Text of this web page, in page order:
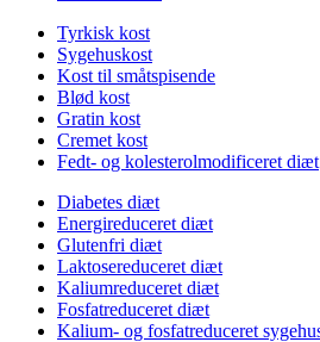
Tyrkisk kost
Sygehuskost
Kost til småtspisende
Blød kost
Gratin kost
Cremet kost
Fedt- og kolesterolmodificeret diæt
Diabetes diæt
Energireduceret diæt
Glutenfri diæt
Laktosereduceret diæt
Kaliumreduceret diæt
Fosfatreduceret diæt
Kalium- og fosfatreduceret